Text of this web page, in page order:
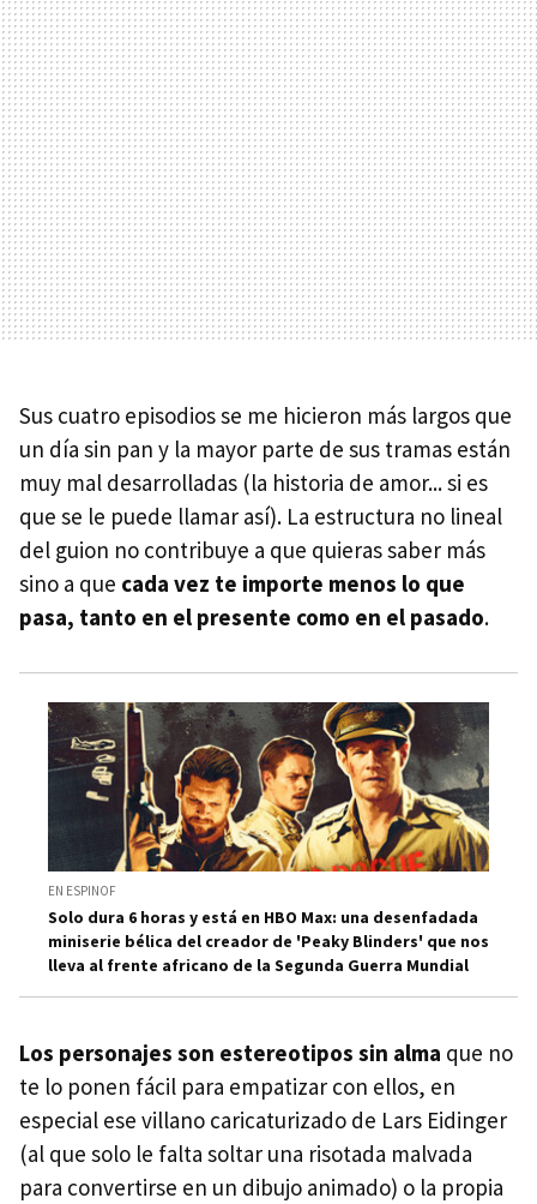
Sus cuatro episodios se me hicieron más largos que
un día sin pan y la mayor parte de sus tramas están
muy mal desarrolladas (la historia de amor... si es
que se le puede llamar así). La estructura no lineal
del guion no contribuye a que quieras saber más
sino a que cada vez te importe menos lo que
pasa, tanto en el presente como en el pasado.
EN ESPINOF
Solo dura 6 horas y está en HBO Max: una desenfadada
miniserie bélica del creador de 'Peaky Blinders' que nos
lleva al frente africano de la Segunda Guerra Mundial
Los personajes son estereotipos sin alma que no
te lo ponen fácil para empatizar con ellos, en
especial ese villano caricaturizado de Lars Eidinger
(al que solo le falta soltar una risotada malvada
para convertirse en un dibujo animado) o la propia